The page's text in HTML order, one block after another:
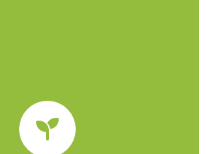
BASE propose et réalise
à la demande des entreprises et
collectivités locales.